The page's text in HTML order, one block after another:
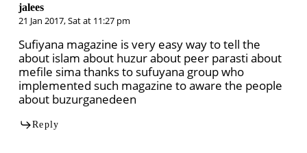
jalees
21 Jan 2017, Sat at 11:27 pm
Sufiyana magazine is very easy way to tell the
about islam about huzur about peer parasti about
mefile sima thanks to sufuyana group who
implemented such magazine to aware the people
about buzurganedeen
Reply